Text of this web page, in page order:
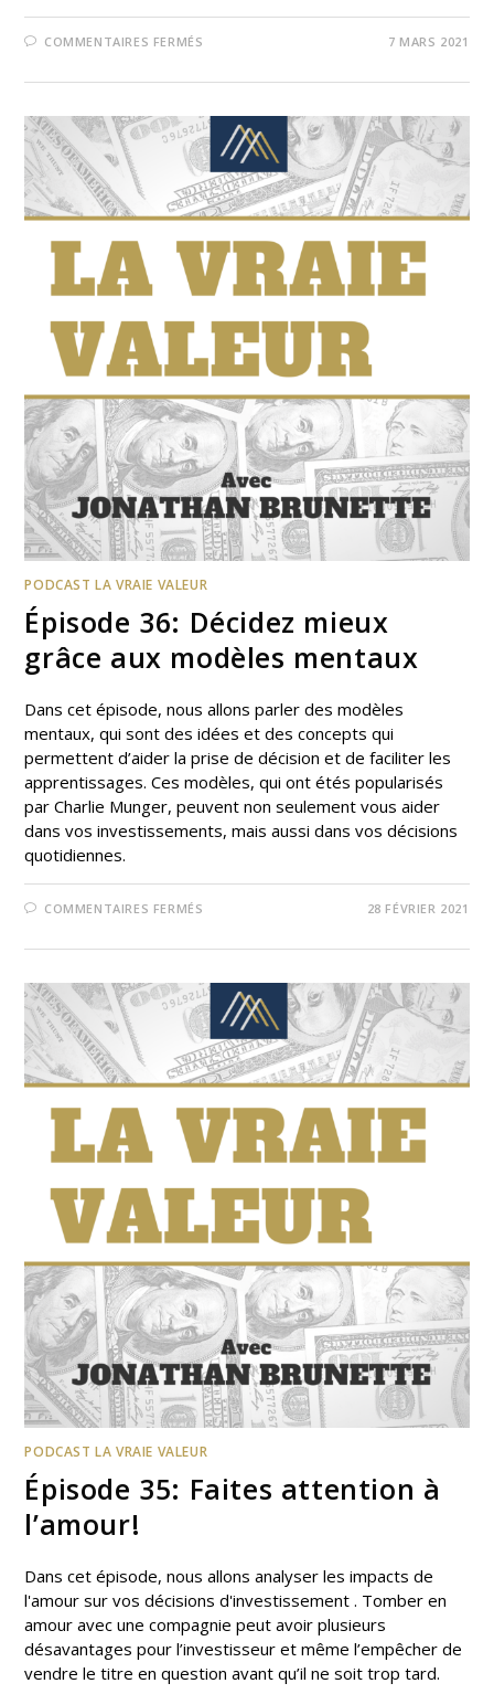
COMMENTAIRES FERMÉS 7 MARS 2021
PODCAST LA VRAIE VALEUR
Épisode 36: Décidez mieux
grâce aux modèles mentaux
Dans cet épisode, nous allons parler des modèles
mentaux, qui sont des idées et des concepts qui
permettent d’aider la prise de décision et de faciliter les
apprentissages. Ces modèles, qui ont étés popularisés
par Charlie Munger, peuvent non seulement vous aider
dans vos investissements, mais aussi dans vos décisions
quotidiennes.
COMMENTAIRES FERMÉS 28 FÉVRIER 2021
PODCAST LA VRAIE VALEUR
Épisode 35: Faites attention à
l’amour!
Dans cet épisode, nous allons analyser les impacts de
l'amour sur vos décisions d'investissement . Tomber en
amour avec une compagnie peut avoir plusieurs
désavantages pour l’investisseur et même l’empêcher de
vendre le titre en question avant qu’il ne soit trop tard.